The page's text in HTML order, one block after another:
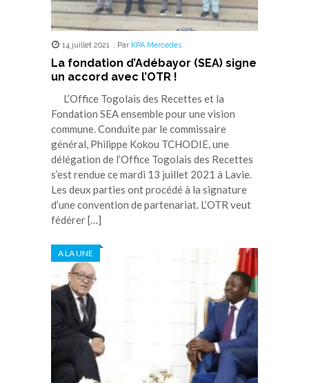
14 juillet 2021 , Par KPA Mercedes
La fondation d’Adébayor (SEA) signe
un accord avec l’OTR !
L’Office Togolais des Recettes et la
Fondation SEA ensemble pour une vision
commune. Conduite par le commissaire
général, Philippe Kokou TCHODIE, une
délégation de l’Office Togolais des Recettes
s’est rendue ce mardi 13 juillet 2021 à Lavie.
Les deux parties ont procédé à la signature
d’une convention de partenariat. L’OTR veut
fédérer […]
A LA UNE